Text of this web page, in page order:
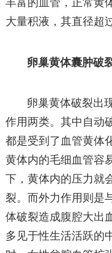
丰富的血管，正常黄
大量积液，其直径超
卵巢黄体囊肿破
卵巢黄体破裂出
作用两类。其中自动
都是受到了血管黄体
黄体内的毛细血管容
下，黄体内的压力就
裂。而外力作用则是
体破裂造成腹腔大出
多见于性生活活跃的